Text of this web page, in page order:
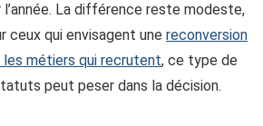
La différence reste modeste,
ceux qui envisagent une reconversion
métiers qui recrutent, ce type de
peut peser dans la décision.